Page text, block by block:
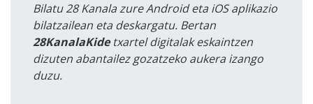
Bilatu 28 Kanala zure Android eta iOS aplikazio
bilatzailean eta deskargatu. Bertan
28KanalaKidetxartel digitalak eskaintzen
dizuten abantailez gozatzeko aukera izango
duzu.